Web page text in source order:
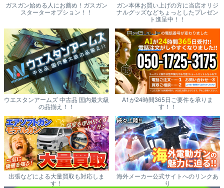
ガスガン始める人にお薦め！ガスガン
スターターオプション！！
ガン本体お買い上げの方に当店オリジ
ナルグッズなどちょっとしたプレゼン
ト進呈中！！
ウエスタンアームズ 中古品 国内最大級
の品揃え！！
A1が24時間365日ご要件を承りま
す！！
出張などによる大量買取も対応しま
す！
海外メーカー公式サイトへのリンクあ
り